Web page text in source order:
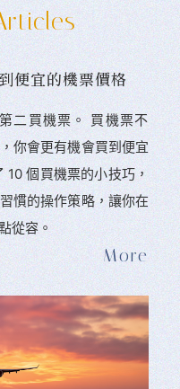
便宜的機票價格
二買機票。 󠀠買機票不
你會更有機會買到便宜
個買機票的小技巧，
慣的操作策略，讓你在
從容。